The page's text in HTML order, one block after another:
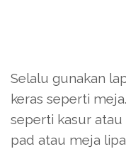
Selalu gunakan
keras seperti
seperti kasur
pad atau meja